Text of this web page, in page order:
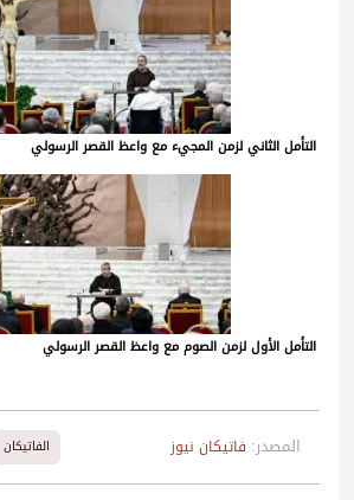
التأمل الثاني لزمن المجيء مع واعظ القصر الرسولي
التأمل الأول لزمن الصوم مع واعظ القصر الرسولي
المصدر: فاتيكان نيوز الفاتيكان